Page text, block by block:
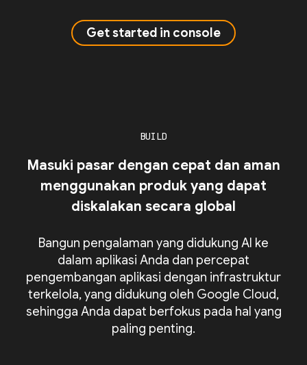
Get started in console
BUILD
Masuki pasar dengan cepat dan aman
menggunakan produk yang dapat
diskalakan secara global
Bangun pengalaman yang didukung AI ke
dalam aplikasi Anda dan percepat
pengembangan aplikasi dengan infrastruktur
terkelola, yang didukung oleh Google Cloud,
sehingga Anda dapat berfokus pada hal yang
paling penting.